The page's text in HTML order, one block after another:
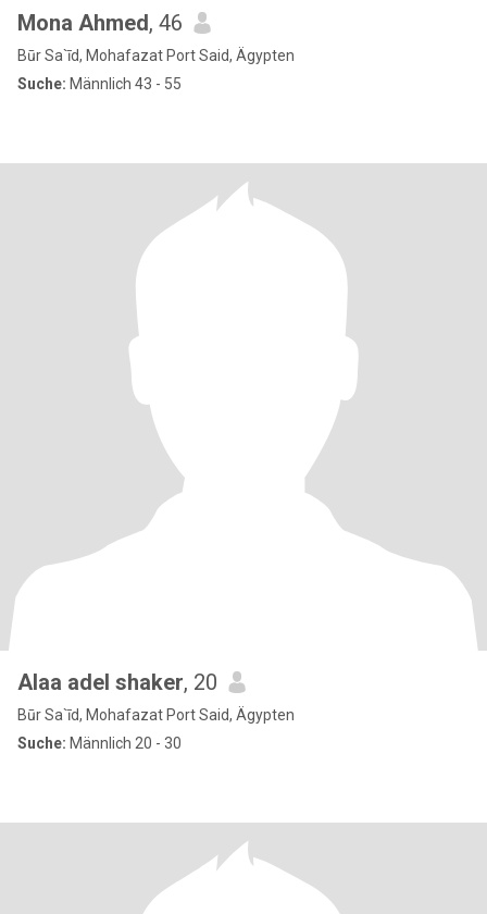
Mona Ahmed, 46
Būr Sa`īd, Mohafazat Port Said, Ägypten
Suche: Männlich 43 - 55
Alaa adel shaker, 20
Būr Sa`īd, Mohafazat Port Said, Ägypten
Suche: Männlich 20 - 30